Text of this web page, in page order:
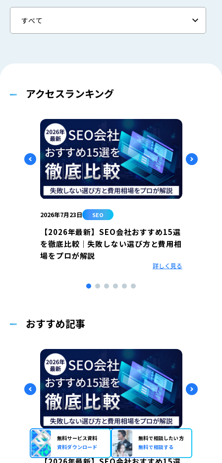
アクセスランキング
2026年7月23日 SEO
【2026年最新】SEO会社おすすめ15選
を徹底比較｜失敗しない選び方と費用相
場をプロが解説
詳しく見る
おすすめ記事
2026年7月23日 SEO
無料サービス資料
資料ダウンロード
無料で相談したい方
無料で相談する